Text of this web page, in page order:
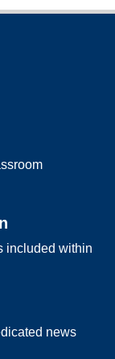
included within
news